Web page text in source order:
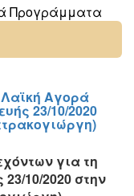
Προγράμματα
Αγορά
23/10/2020
για τη
10/2020 στην